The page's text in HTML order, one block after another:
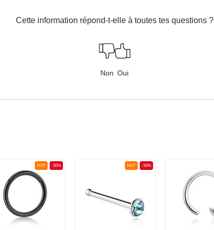
Cette information répond-t-elle à toutes tes questions ?
Non Oui
-50%
HOT -50%
HOT